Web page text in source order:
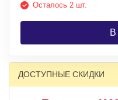
Осталось 2 шт.
В
ДОСТУПНЫЕ СКИДКИ